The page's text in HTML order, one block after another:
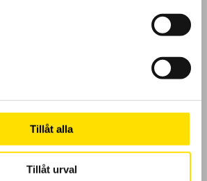
Tillåt alla
Tillåt urval
Kundundersökning
Om Oss